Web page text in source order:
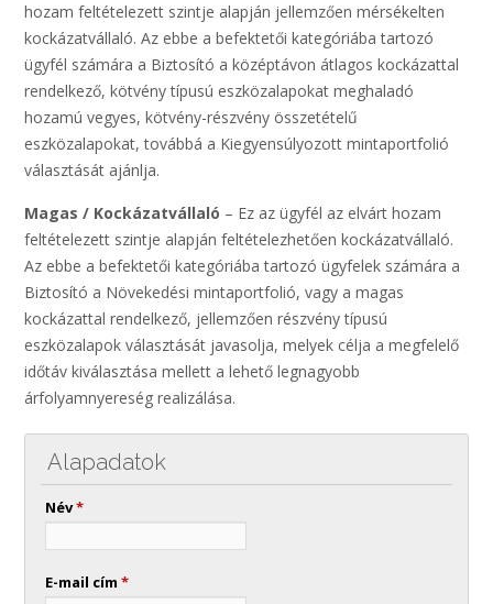
hozam feltételezett szintje alapján jellemzően mérsékelten
kockázatvállaló. Az ebbe a befektetői kategóriába tartozó
ügyfél számára a Biztosító a középtávon átlagos kockázattal
rendelkező, kötvény típusú eszközalapokat meghaladó
hozamú vegyes, kötvény-részvény összetételű
eszközalapokat, továbbá a Kiegyensúlyozott mintaportfolió
választását ajánlja.
Magas / Kockázatvállaló – Ez az ügyfél az elvárt hozam
feltételezett szintje alapján feltételezhetően kockázatvállaló.
Az ebbe a befektetői kategóriába tartozó ügyfelek számára a
Biztosító a Növekedési mintaportfolió, vagy a magas
kockázattal rendelkező, jellemzően részvény típusú
eszközalapok választását javasolja, melyek célja a megfelelő
időtáv kiválasztása mellett a lehető legnagyobb
árfolyamnyereség realizálása.
Alapadatok
Név*
E-mail cím *